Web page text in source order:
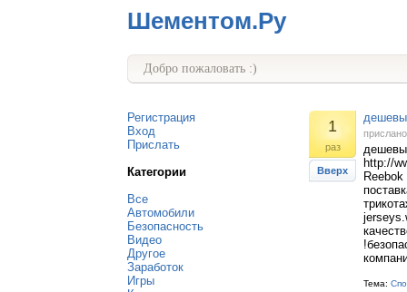
Шементом.Ру
Добро пожаловать :)
Регистрация
Вход
Прислать
Категории
Все
Автомобили
Безопасность
Видео
Другое
Заработок
Игры
1
раз
Вверх
http://
Тема: